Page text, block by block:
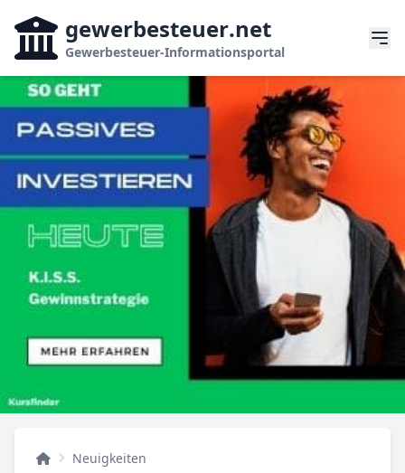
gewerbesteuer.net
Gewerbesteuer-Informationsportal
Neuigkeiten